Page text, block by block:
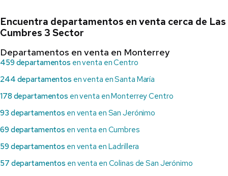
Encuentra departamentos en venta cerca de Las
Cumbres 3 Sector
Departamentos en venta en Monterrey
459 departamentos en venta en Centro
244 departamentos en venta en Santa María
178 departamentos en venta en Monterrey Centro
93 departamentos en venta en San Jerónimo
69 departamentos en venta en Cumbres
59 departamentos en venta en Ladrillera
57 departamentos en venta en Colinas de San Jerónimo